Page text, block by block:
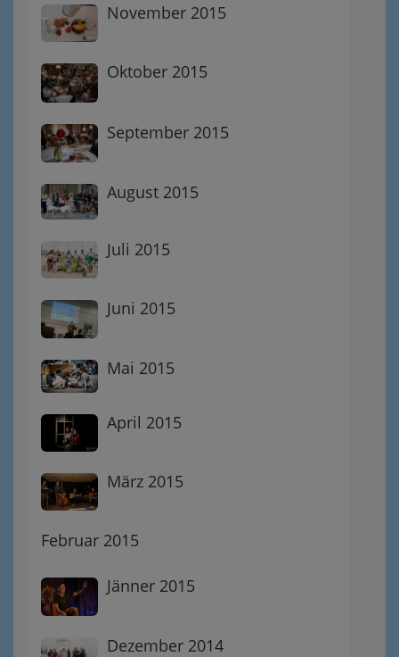
November 2015
Oktober 2015
September 2015
August 2015
Juli 2015
Juni 2015
Mai 2015
April 2015
März 2015
Februar 2015
Jänner 2015
Dezember 2014